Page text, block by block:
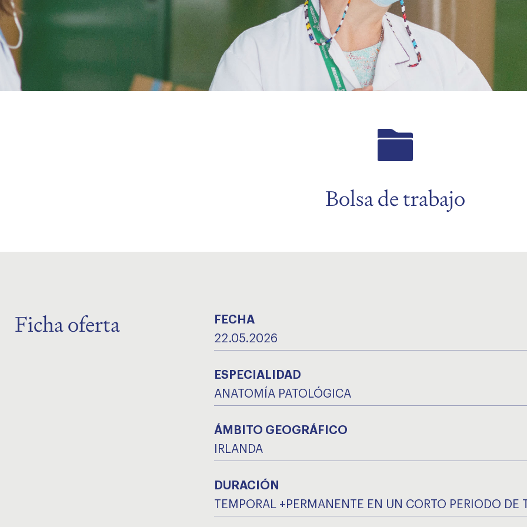
Bolsa de trabajo
Ficha oferta
FECHA
22.05.2026
ESPECIALIDAD
ANATOMÍA PATOLÓGICA
ÁMBITO GEOGRÁFICO
IRLANDA
DURACIÓN
TEMPORAL +PERMANENTE EN UN CORTO PERIODO DE